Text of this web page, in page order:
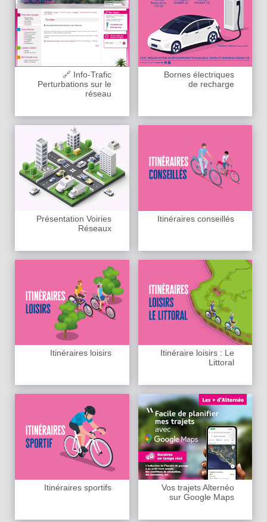
🔗 Info-Trafic
Perturbations sur le
réseau
Bornes électriques
de recharge
Présentation Voiries
Réseaux
Itinéraires conseillés
Itinéraires loisirs
Itinéraire loisirs : Le
Littoral
Itinéraires sportifs
Vos trajets Alternéo
sur Google Maps